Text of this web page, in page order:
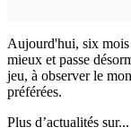
Aujourd'hui, six mois
mieux et passe
jeu, à observer le
préférées.
Plus d’actualités sur...